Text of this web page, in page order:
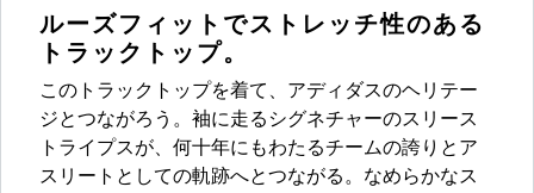
ルーズフィットでストレッチ性のある
トラックトップ。
このトラックトップを着て、アディダスのヘリテー
ジとつながろう。袖に走るシグネチャーのスリース
トライプスが、何十年にもわたるチームの誇りとア
スリートとしての軌跡へとつながる。なめらかなス